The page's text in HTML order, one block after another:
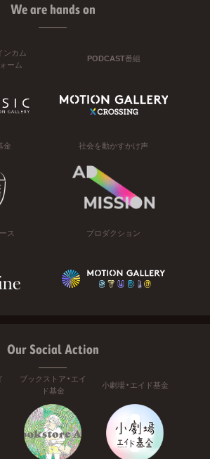
We are hands on
ンカム
ーム
PODCAST番組
金 社会を動かすかけ声
ス プロダクション
Our Social Action
ブックストア・エイ
ド基金
小劇場・エイド基金